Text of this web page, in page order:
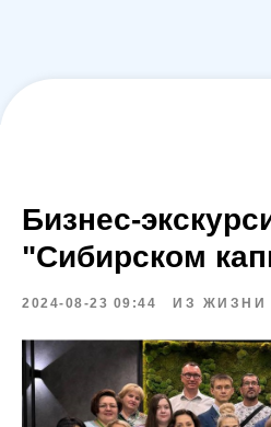
Бизнес-
"Сибирском
2024-08-23 09:44 ИЗ ЖИЗНИ